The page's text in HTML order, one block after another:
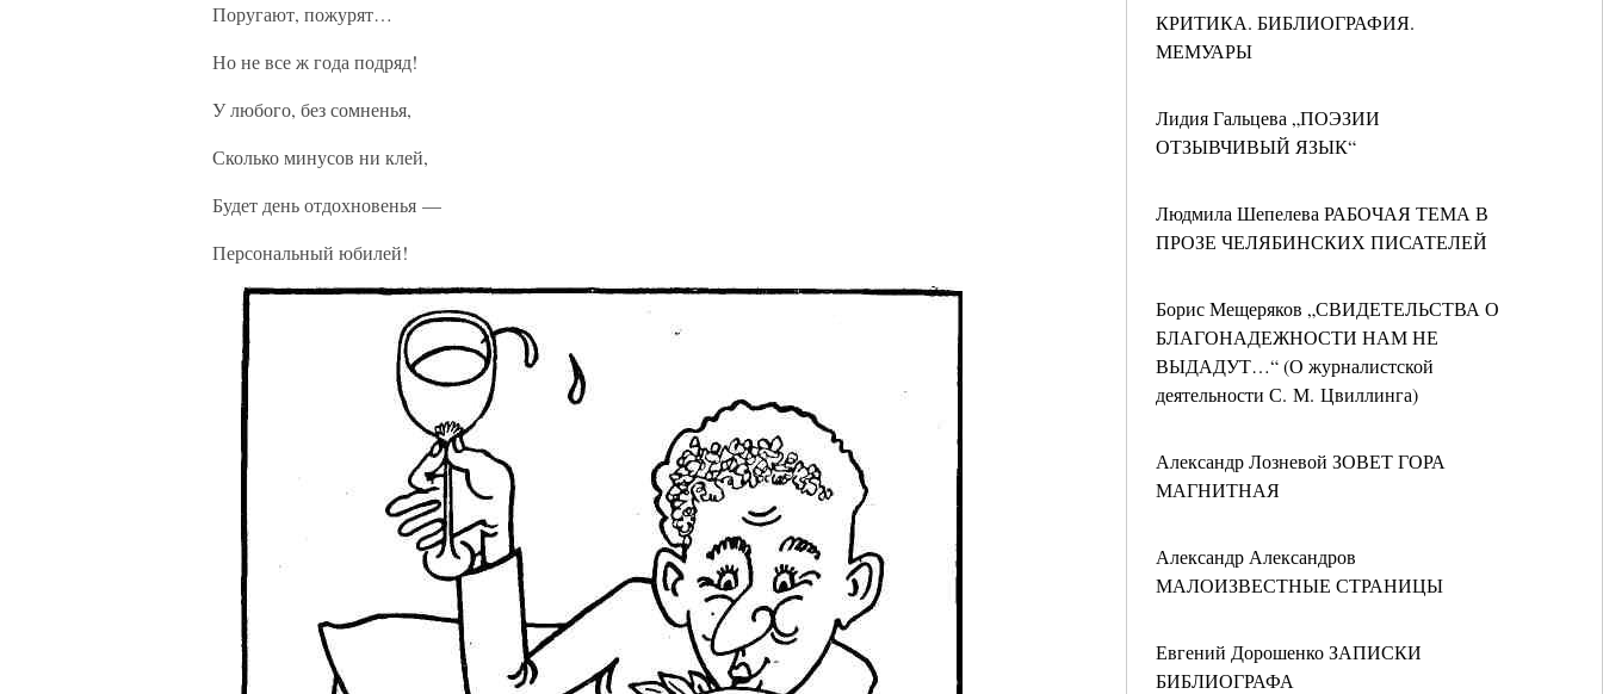
КРИТИКА. БИБЛИОГРАФИЯ.
МЕМУАРЫ
Лидия Гальцева „ПОЭЗИИ
ОТЗЫВЧИВЫЙ ЯЗЫК“
Людмила Шепелева РАБОЧАЯ ТЕМА В
ПРОЗЕ ЧЕЛЯБИНСКИХ ПИСАТЕЛЕЙ
Борис Мещеряков „СВИДЕТЕЛЬСТВА О
БЛАГОНАДЕЖНОСТИ НАМ НЕ
ВЫДАДУТ…“ (О журналистской
деятельности С. М. Цвиллинга)
Александр Лозневой ЗОВЕТ ГОРА
МАГНИТНАЯ
Александр Александров
МАЛОИЗВЕСТНЫЕ СТРАНИЦЫ
Евгений Дорошенко ЗАПИСКИ
БИБЛИОГРАФА
Поругают, пожурят…
Но не все ж года подряд!
У любого, без сомненья,
Сколько минусов ни клей,
Будет день отдохновенья —
Персональный юбилей!